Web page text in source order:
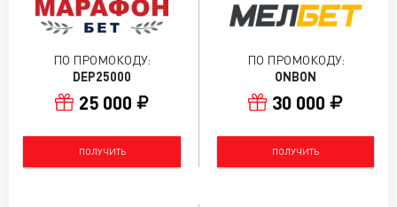
ПО ПРОМОКОДУ:
DEP25000
25 000
ПОЛУЧИТЬ
ПО ПРОМОКОДУ:
ONBON
30 000
ПОЛУЧИТЬ